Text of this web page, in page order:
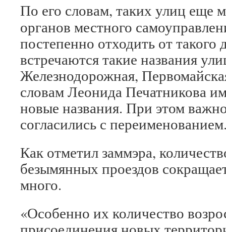
По его словам, таких улиц еще
органов местного
постепенно отходить от
встречаются такие названия
Железнодорожная,
словам Леонида Печатникова
новые названия. При этом
согласились с
Как отметил заммэра,
безымянных проездов
много.
«Особенно их количество